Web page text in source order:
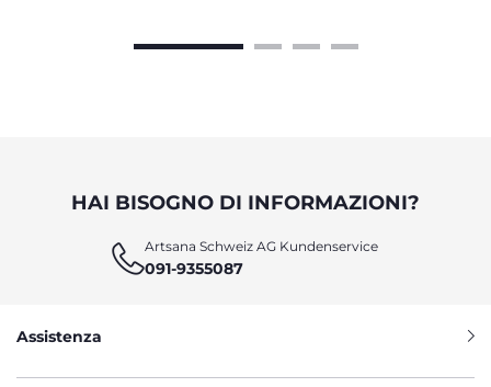
HAI BISOGNO DI INFORMAZIONI?
Artsana Schweiz AG Kundenservice
091-9355087
Assistenza